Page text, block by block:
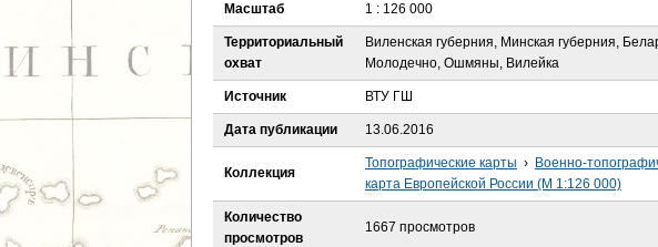
д
е
с
ь
Масштаб 1 : 126 000
Территориальный
охват
Виленская губерния, Минская губерния,
Молодечно, Ошмяны, Вилейка
Источник ВТУ ГШ
Дата публикации 13.06.2016
Коллекция
Топографические карты › Военно-
карта Европейской России (М 1:126 000)
Количество
просмотров
1667 просмотров